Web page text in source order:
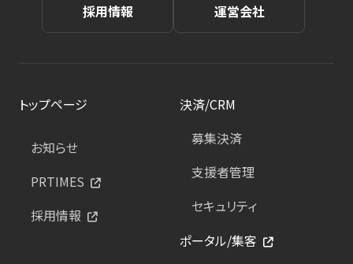
採用情報 運営会社
トップページ
お知らせ
PRTIMES
採用情報
決済/CRM
募集決済
支援者管理
セキュリティ
ポータル/集客